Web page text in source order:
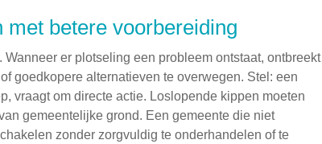
met betere voorbereiding
er plotseling een probleem ontstaat, ontbreekt
goedkopere alternatieven te overwegen. Stel: een
vraagt om directe actie. Loslopende kippen moeten
gemeentelijke grond. Een gemeente die niet
zonder zorgvuldig te onderhandelen of te